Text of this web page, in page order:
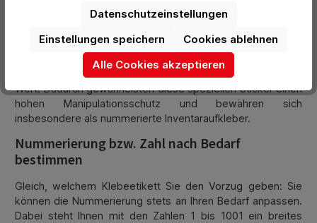
Eine Besonderheit sind die nummerierten Aufkleber aus
lassen sie sich nicht entfernen, ohne dabei zerstört zu
werden. Sobald jemand versucht, das Etikett zu lösen,
zerfällt dieses in winzige Teile und verliert komplett seinen
Wert. Dadurch gewährleisten diese speziellen Sticker einen
hohen Manipulationsschutz und bewähren sich
insbesondere als nummerierte Inventaraufkleber.
Nummerierung bzw. Zahl nach Bedarf
bestimmen
Gleich, welchem Klebeetikett Sie den Vorzug geben: Sie
können die Nummerierung stets an Ihren Bedarf anpassen.
Dabei steht Ihnen mit den Zahlen 1 bis 1001 ein breites
Datenschutzeinstellungen
Cookies ablehnen
Einstellungen speichern
Alle Cookies akzeptieren